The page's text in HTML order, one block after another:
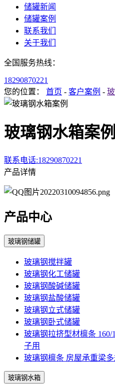
储罐新闻
储罐案例
联系我们
关于我们
全国服务热线：
18290870221
您的位置： 首页 - 客户案例 -
玻璃钢水箱案例
联系电话:18290870221
产品详情
产品中心
玻璃钢储罐
玻璃钢搅拌罐
玻璃钢化工储罐
玻璃钢酸碱储罐
玻璃钢盐酸储罐
玻璃钢立式储罐
玻璃钢卧式储罐
玻璃钢拉挤型材檩条 160/
子用
玻璃钢檩条 房屋承重梁
玻璃钢水箱